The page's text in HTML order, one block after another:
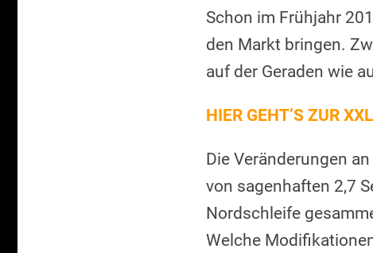
Schon im Frühjahr
den Markt bringen.
auf der Geraden wie
HIER GEHT’S ZUR
Die Veränderungen
von sagenhaften 2,7
Nordschleife
Welche